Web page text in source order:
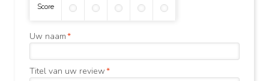
Score
*
Uw naam
*
Titel van uw review